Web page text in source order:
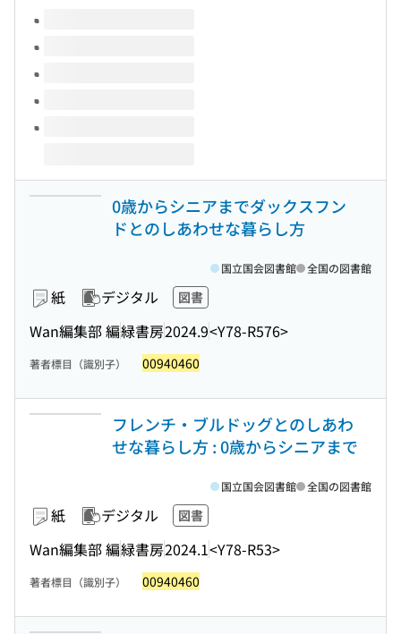
このタイトルの巻号
0歳からシニアまでダックスフン
ドとのしあわせな暮らし方
紙 デジタル 図書
Wan編集部 編緑書房2024.9<Y78-R576>
国立国会図書館 全国の図書館
著者標目（識別子） 00940460
フレンチ・ブルドッグとのしあわ
せな暮らし方 : 0歳からシニアまで
紙 デジタル 図書
Wan編集部 編緑書房2024.1<Y78-R53>
国立国会図書館 全国の図書館
著者標目（識別子） 00940460